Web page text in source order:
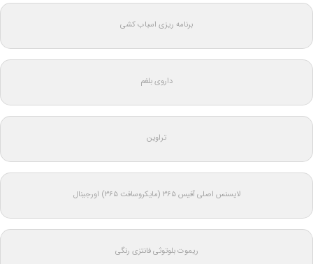
برنامه ریزی اسباب کشی
داروی بلغم
تراوین
لایسنس اصلی آفیس ۳۶۵ (مایکروسافت ۳۶۵) اورجینال
ریموت بلوتوثی فانتزی رنگی